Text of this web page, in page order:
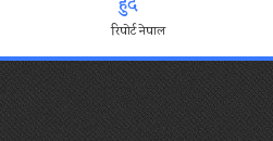
हुँदै
रिपोर्ट नेपाल